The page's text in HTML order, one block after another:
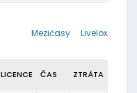
Livelox
Mezičasy
LICENCE ČAS ZTRÁTA